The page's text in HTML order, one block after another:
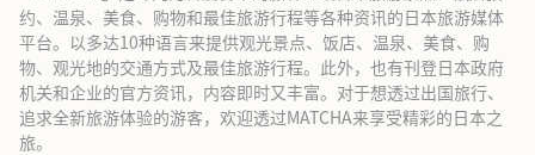
约、温泉、美食、购物和最佳旅游行程等各种资讯的日本旅游媒体
平台。以多达10种语言来提供观光景点、饭店、温泉、美食、购
物、观光地的交通方式及最佳旅游行程。此外，也有刊登日本政府
机关和企业的官方资讯，内容即时又丰富。对于想透过出国旅行、
追求全新旅游体验的游客，欢迎透过MATCHA来享受精彩的日本之
旅。